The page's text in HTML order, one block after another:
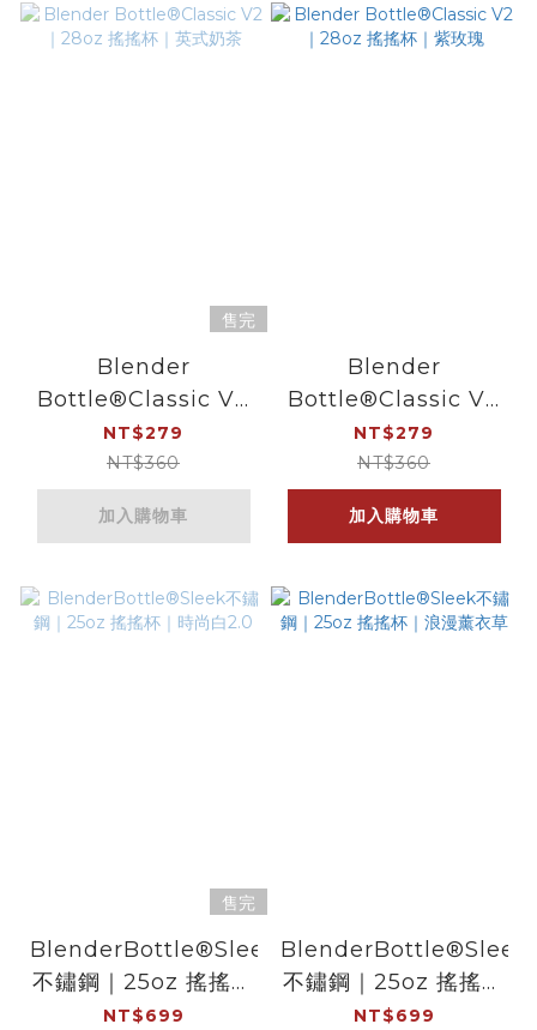
售完
Blender
Bottle®Classic V2
｜28oz 搖搖杯｜英式
奶茶
NT$279
NT$360
加入購物車
Blender
Bottle®Classic V2
｜28oz 搖搖杯｜紫玫
瑰
NT$279
NT$360
加入購物車
售完
BlenderBottle®Sleek
不鏽鋼｜25oz 搖搖杯
｜時尚白2.0
NT$699
BlenderBottle®Sleek
不鏽鋼｜25oz 搖搖杯
｜浪漫薰衣草
NT$699